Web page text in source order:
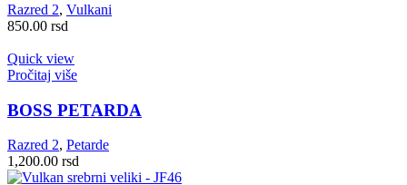
Razred 2, Vulkani
850.00 rsd
Quick view
Pročitaj više
BOSS PETARDA
Razred 2, Petarde
1,200.00 rsd